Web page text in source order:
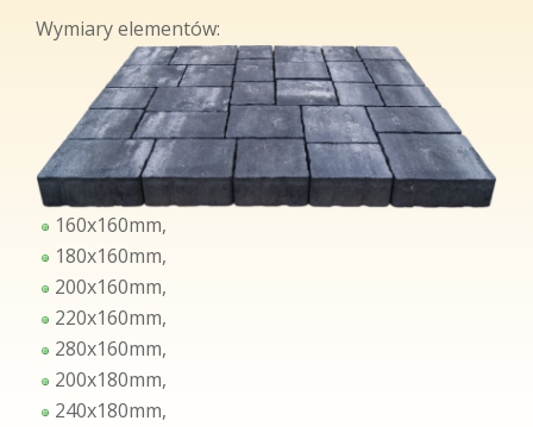
Wymiary elementów:
160x160mm,
180x160mm,
200x160mm,
220x160mm,
280x160mm,
200x180mm,
240x180mm,